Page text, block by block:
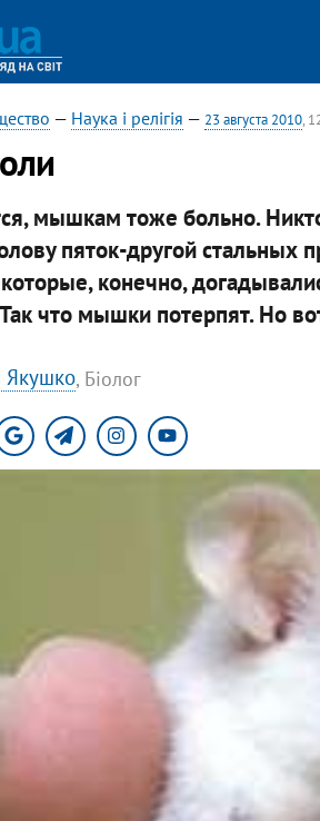
— Наука і релігія — 23 августа 2010,
мышкам тоже больно.
пяток-другой стальных
конечно,
что мышки потерпят. Но
, Біолог